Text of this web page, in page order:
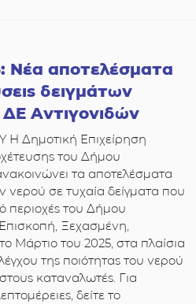
Νέα αποτελέσματα
δειγμάτων
Αντιγονιδών
Δημοτική Επιχείρηση
του Δήμου
τα αποτελέσματα
σε τυχαία δείγματα που
του Δήμου
Ξεχασμένη,
Μάρτιο του 2025, στα πλαίσια
της ποιότητας του νερού
καταναλωτές. Για
δείτε το